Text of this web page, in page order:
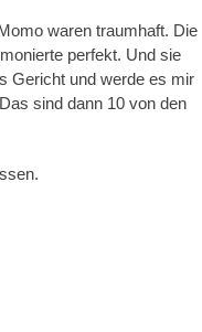
waren traumhaft. Die
perfekt. Und sie
Gericht und werde es mir
sind dann 10 von den